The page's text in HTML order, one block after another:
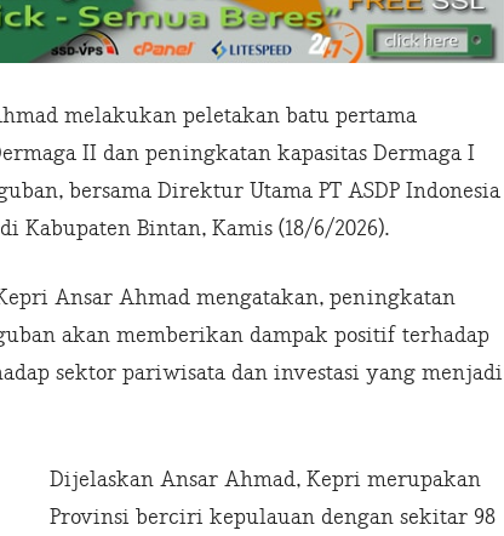
melakukan peletakan batu pertama
II dan peningkatan kapasitas Dermaga I
bersama Direktur Utama PT ASDP Indonesia
Kabupaten Bintan, Kamis (18/6/2026).
Ansar Ahmad mengatakan, peningkatan
akan memberikan dampak positif terhadap
sektor pariwisata dan investasi yang menjadi
Dijelaskan Ansar Ahmad, Kepri merupakan
Provinsi berciri kepulauan dengan sekitar 98